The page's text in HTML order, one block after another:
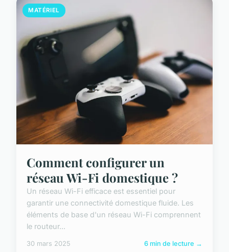
MATÉRIEL
Comment configurer un
réseau Wi-Fi domestique ?
Un réseau Wi-Fi efficace est essentiel pour
garantir une connectivité domestique fluide. Les
éléments de base d'un réseau Wi-Fi comprennent
le routeur...
30 mars 2025 6 min de lecture →